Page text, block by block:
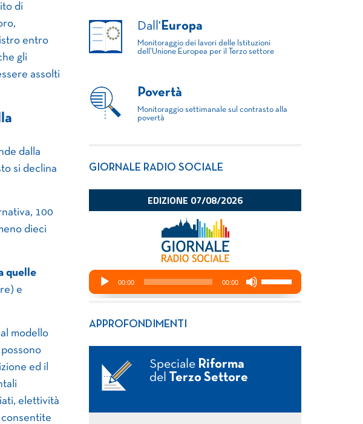
di
entro
gli
assolti
dalla
si declina
100
dieci
quelle
e
modello
ed il
elettività
Dall' Europa
Monitoraggio dei lavori delle Istituzioni
dell'Unione Europea per il Terzo settore
Povertà
Monitoraggio settimanale sul contrasto alla
povertà
GIORNALE RADIO SOCIALE
APPROFONDIMENTI
Speciale Riforma
del
Terzo Settore